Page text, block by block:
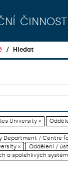
Hledat
University ×
Department / Centre
×
Oddělení /
a spolehlivých